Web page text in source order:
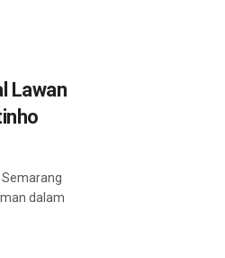
Lawan
Semarang
dalam